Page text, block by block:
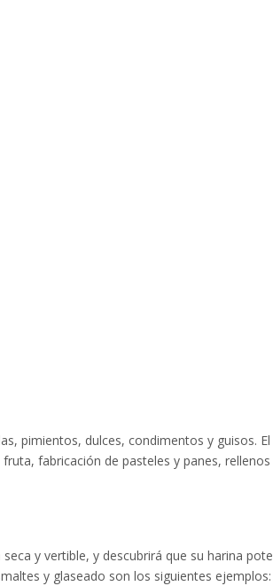
pimientos, dulces, condimentos y guisos.
fabricación de pasteles y panes,
y vertible, y descubrirá que su harina
y glaseado son los siguientes